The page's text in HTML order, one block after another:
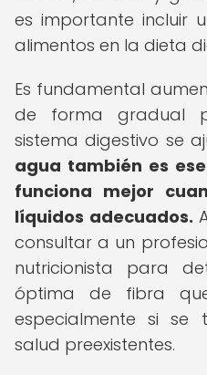
es importante incluir
alimentos en la dieta
Es fundamental
de forma gradual
sistema digestivo se
agua también es
funciona mejor
líquidos adecuados.
consultar a un
nutricionista para
óptima de fibra
especialmente si se
salud preexistentes.